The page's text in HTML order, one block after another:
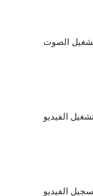
الصوت
الفيديو
الفيديو